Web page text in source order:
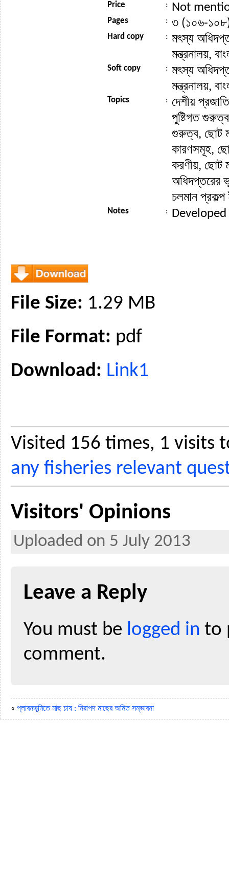
Price : Not
Pages : ৩ (১০৬-
Hard copy : মৎস্য
মন্ত্রনালয়,
Soft copy : মৎস্য
মন্ত্রনালয়,
Topics : দেশীয়
পুষ্টিগত
গুরুত্ব, ছোট
কারণসমূহ,
করণীয়, ছোট
অধিদপ্তরের
চলমান প্রকল্প
Notes : Developed
File Size: 1.29 MB
File Format: pdf
Download: Link1
Visited 156 times, 1 visits
any fisheries relevant
Visitors' Opinions
Uploaded on 5 July 2013
Leave a Reply
You must be logged in to
comment.
« প্লাবনভূমিতে মাছ চাষ : নিরাপদ মাছের অমিত সম্ভাবনা